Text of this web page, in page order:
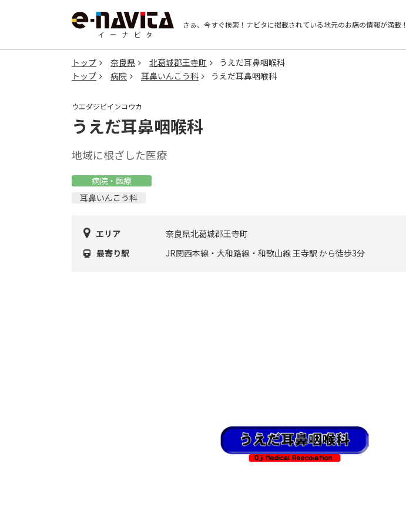
さぁ、今すぐ検索！ ナビタに掲載されている地元のお店の情報が満載！
トップ 奈良県 北葛城郡王寺町
うえだ耳鼻咽喉科
トップ
病院 耳鼻いんこう科 うえだ耳鼻咽喉科
ウエダジビインコウカ
うえだ耳鼻咽喉科
地域に根ざした医療
病院・医療
耳鼻いんこう科
エリア
奈良県北葛城郡王寺町
最寄り駅
JR関西本線・大和路線・和歌山線 王寺駅 から徒歩3分